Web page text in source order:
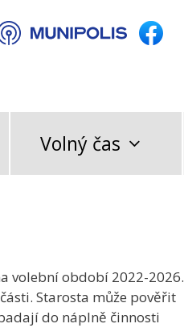
Volný čas
volební období 2022-2026.
Starosta může pověřit
do náplně činnosti